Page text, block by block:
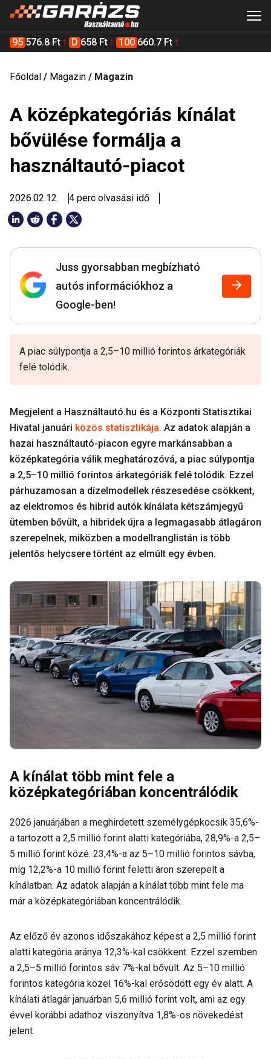
95 576.8 Ft D 658 Ft 100 660.7 Ft
Főoldal / Magazin / Magazin
A középkategóriás kínálat
bővülése formálja a
használtautó-piacot
2026.02.12. 4 perc olvasási idő
Juss gyorsabban megbízható
autós információkhoz a
Google-ben!
A piac súlypontja a 2,5–10 millió forintos árkategóriák
felé tolódik.
Megjelent a Használtautó.hu és a Központi Statisztikai
Hivatal januári közös statisztikája. Az adatok alapján a
hazai használtautó-piacon egyre markánsabban a
középkategória válik meghatározóvá, a piac súlypontja
a 2,5–10 millió forintos árkategóriák felé tolódik. Ezzel
párhuzamosan a dízelmodellek részesedése csökkent,
az elektromos és hibrid autók kínálata kétszámjegyű
ütemben bővült, a hibridek újra a legmagasabb átlagáron
szerepelnek, miközben a modellranglistán is több
jelentős helycsere történt az elmúlt egy évben.
A kínálat több mint fele a
középkategóriában koncentrálódik
2026 januárjában a meghirdetett személygépkocsik 35,6%-
a tartozott a 2,5 millió forint alatti kategóriába, 28,9%-a 2,5–
5 millió forint közé. 23,4%-a az 5–10 millió forintos sávba,
míg 12,2%-a 10 millió forint feletti áron szerepelt a
kínálatban. Az adatok alapján a kínálat több mint fele ma
már a középkategóriában koncentrálódik.
Az előző év azonos időszakához képest a 2,5 millió forint
alatti kategória aránya 12,3%-kal csökkent. Ezzel szemben
a 2,5–5 millió forintos sáv 7%-kal bővült. Az 5–10 millió
forintos kategória közel 16%-kal erősödött egy év alatt. A
kínálati átlagár januárban 5,6 millió forint volt, ami az egy
évvel korábbi adathoz viszonyítva 1,8%-os növekedést
jelent.